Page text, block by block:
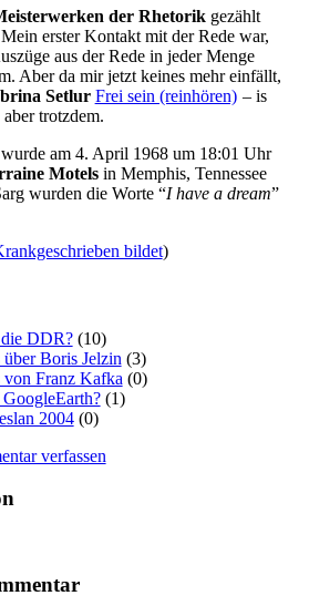
der Rhetorikgezählt
erster Kontakt mit der Rede war,
aus der Rede in jeder Menge
Aber da mir jetzt keines mehr einfällt,
Setlur Frei sein (reinhören) – is
trotzdem.
am 4. April 1968 um 18:01 Uhr
Motelsin Memphis, Tennessee
wurden die Worte “I have a dream”
bildet)
DDR?(10)
über Boris Jelzin (3)
von Franz Kafka (0)
(1)
2004(0)
verfassen